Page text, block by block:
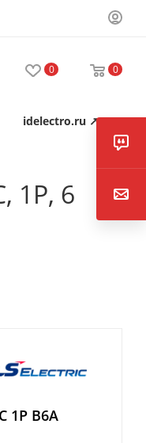
0 0
idelectro.ru ↗
1P, 6
1P B6A